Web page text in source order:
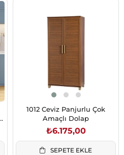
1012 Ceviz Panjurlu Çok
Amaçlı Dolap
₺6.175,00
SEPETE EKLE